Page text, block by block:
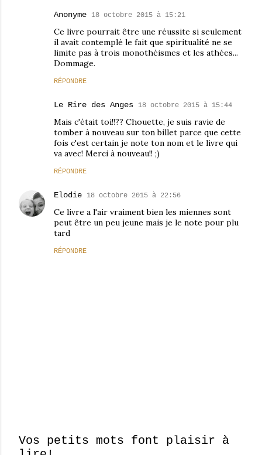
Anonyme 18 octobre 2015 à 15:21
Ce livre pourrait être une réussite si seulement
il avait contemplé le fait que spiritualité ne se
limite pas à trois monothéismes et les athées...
Dommage.
RÉPONDRE
Le Rire des Anges 18 octobre 2015 à 15:44
Mais c'était toi!!?? Chouette, je suis ravie de
tomber à nouveau sur ton billet parce que cette
fois c'est certain je note ton nom et le livre qui
va avec! Merci à nouveau!! ;)
RÉPONDRE
Elodie 18 octobre 2015 à 22:56
Ce livre a l'air vraiment bien les miennes sont
peut être un peu jeune mais je le note pour plu
tard
RÉPONDRE
Vos petits mots font plaisir à